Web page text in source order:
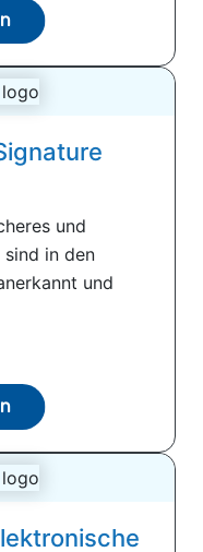
und
sind in den
und